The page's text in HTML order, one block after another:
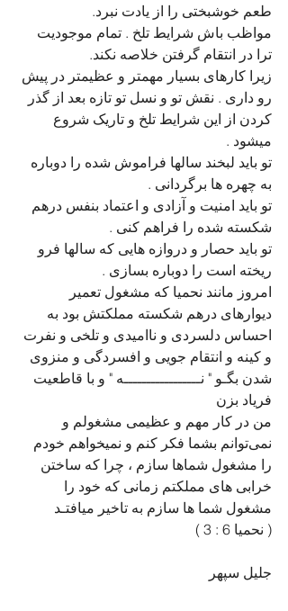
طعم خوشبختی را از یادت نبرد.
مواظب باش شرایط تلخ . تمام موجودیت
ترا در انتقام گرفتن خلاصه نکند.
زیرا کارهای بسیار مهمتر و عظیمتر در پیش
رو داری . نقش تو و نسل تو تازه بعد از گذر
کردن از این شرایط تلخ و تاریک شروع
میشود .
تو باید لبخند سالها فراموش شده را دوباره
به چهره ها برگردانی .
تو باید امنیت و آزادی و اعتماد بنفس درهم
شکسته شده را فراهم کنی .
تو باید حصار و دروازه هایی که سالها فرو
ریخته است را دوباره بسازی .
امروز مانند نحمیا که مشغول تعمیر
دیوارهای درهم شکسته مملکتش بود به
احساس دلسردی و ناامیدی و تلخی و نفرت
و کینه و انتقام جویی و افسردگی و منزوی
شدن بگـو " نـــــــــــــــــه " و با قاطعیت
فریاد بزن
من در کار مهم و عظیمی مشغولم و
نمی‌توانم بشما فکر کنم و نمیخواهم خودم
را مشغول شماها سازم ، چرا که ساختن
خرابی های مملکتم زمانی که خود را
مشغول شما ها سازم به تاخیر میافتـد
( نحمیا 6 : 3 )
جلیل سپهر